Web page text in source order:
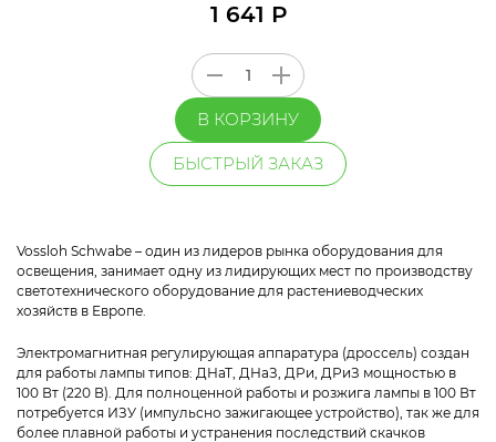
1 641 Р
В КОРЗИНУ
БЫСТРЫЙ ЗАКАЗ
Vossloh Schwabe – один из лидеров рынка оборудования для
освещения, занимает одну из лидирующих мест по производству
светотехнического оборудование для растениеводческих
хозяйств в Европе.
Электромагнитная регулирующая аппаратура (дроссель) создан
для работы лампы типов: ДНаТ, ДНаЗ, ДРи, ДРиЗ мощностью в
100 Вт (220 В). Для полноценной работы и розжига лампы в 100 Вт
потребуется ИЗУ (импульсно зажигающее устройство), так же для
более плавной работы и устранения последствий скачков